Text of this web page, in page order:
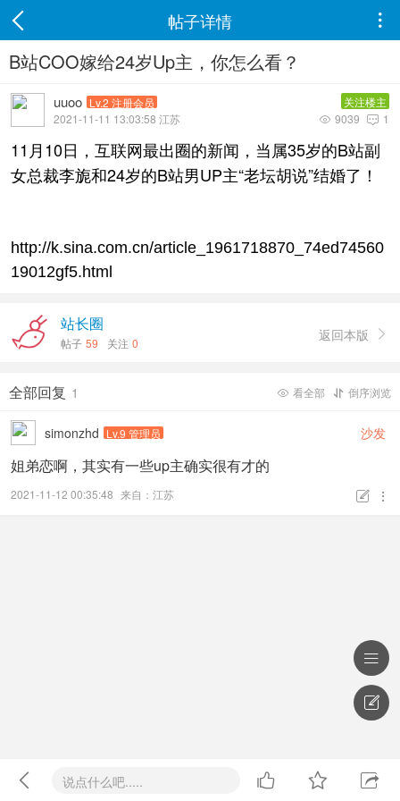
帖子详情 
B站COO嫁给24岁Up主，你怎么看？
uuoo Lv.2 注册会员
关注楼主
2021-11-11 13:03:58 江苏
 1
 9039
11月10日，互联网最出圈的新闻，当属35岁的B站副
女总裁李旎和24岁的B站男UP主“老坛胡说”结婚了！
http://k.sina.com.cn/article_1961718870_74ed74560
19012gf5.html
站长圈
帖子 59 关注 0 返回本版 
 倒序浏览
 看全部
全部回复 1
simonzhd Lv.9 管理员 沙发
姐弟恋啊，其实有一些up主确实很有才的
2021-11-12 00:35:48 来自：江苏  
 说点什么吧.....   

